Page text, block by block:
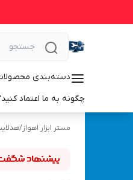
دسته‌بندی
چگونه به ما اعتماد
مستر ابزار اهواز/